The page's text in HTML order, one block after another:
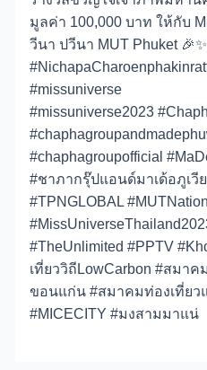
มูลค่า 100,000 บาท ให้กับ
วีนา ปวีนา MUT Phuket 🎉✨
#missuniverse
#missuniverse2023
#chaphagroupofficial
#ชาภากรุ๊ปแอนด์มาเด้อภูเวีย
#TPNGLOBAL
#TheUnlimited #PPTV
เที่ยววิถีLowCarbon #สมา
ขอนแก่น #สมาคมท่องเที่ย
#MICECITY #มงสามมาแน่